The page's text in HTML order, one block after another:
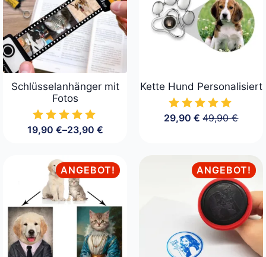
Schlüsselanhänger mit
Fotos
19,90 €–23,90 €
Preisspanne:
23,90 €
Kette Hund Personalisiert
49,90€
29,90 € Aktueller
ANGEBOT!
ANGEBOT!